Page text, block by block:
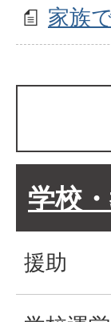
家族
学校
援助